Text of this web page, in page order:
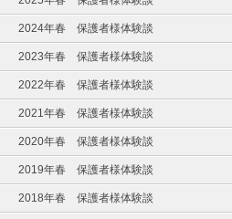
2024年春 保護者様体験談
2023年春 保護者様体験談
2022年春 保護者様体験談
2021年春 保護者様体験談
2020年春 保護者様体験談
2019年春 保護者様体験談
2018年春 保護者様体験談